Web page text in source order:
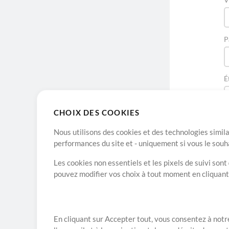
CHOIX DES COOKIES
Nous utilisons des cookies et des technologies
performances du site et - uniquement si vous le
Les cookies non essentiels et les pixels de suivi
pouvez modifier vos choix à tout moment en
En cliquant sur Accepter tout, vous consentez à
A propos de